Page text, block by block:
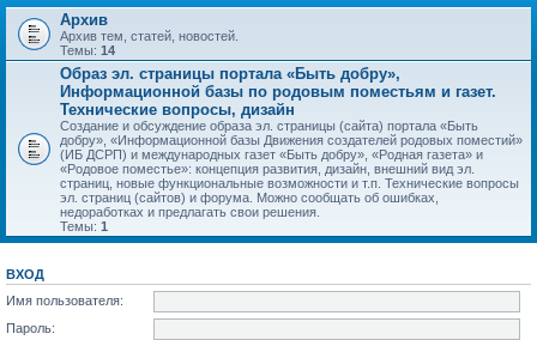
Архив
Архив тем, статей, новостей.
Темы: 14
Образ эл. страницы портала «Быть добру»,
Информационной базы по родовым поместьям и газет.
Технические вопросы, дизайн
Создание и обсуждение образа эл. страницы (сайта) портала «Быть
добру», «Информационной базы Движения создателей родовых поместий»
(ИБ ДСРП) и международных газет «Быть добру», «Родная газета» и
«Родовое поместье»: концепция развития, дизайн, внешний вид эл.
страниц, новые функциональные возможности и т.п. Технические вопросы
эл. страниц (сайтов) и форума. Можно сообщать об ошибках,
недоработках и предлагать свои решения.
Темы: 1
ВХОД
Имя пользователя:
Пароль: